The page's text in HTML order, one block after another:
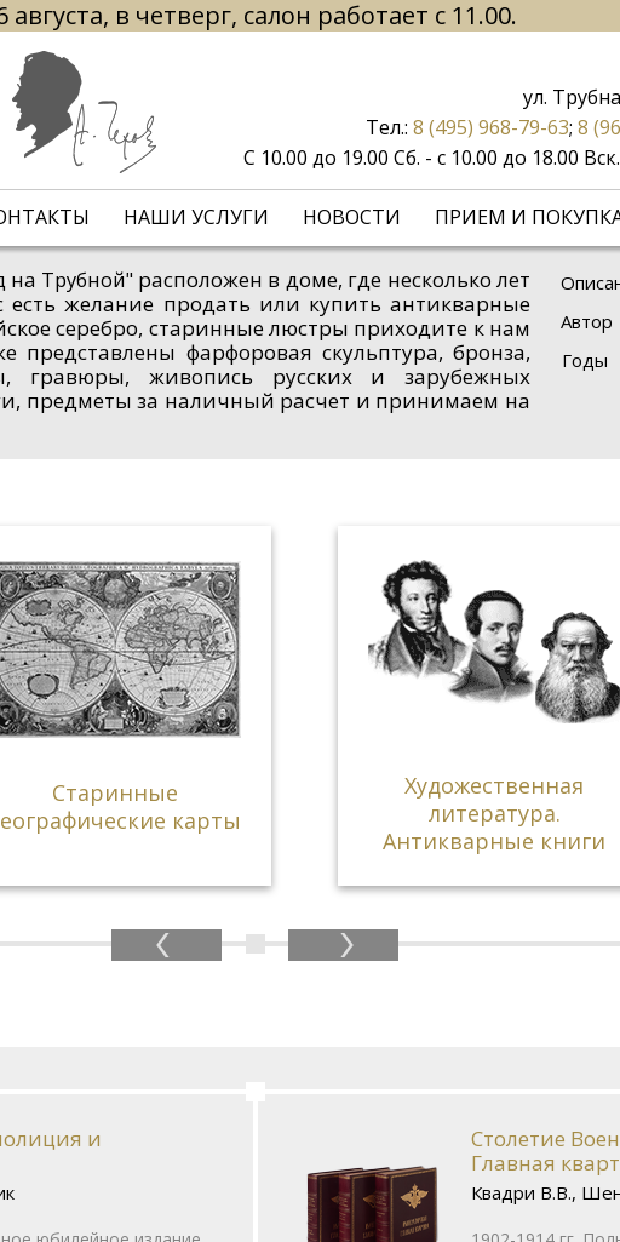
августа, в четверг, салон работает с 11.00.
НАШИ УСЛУГИ НОВОСТИ ПРИЕМ И
ул.
Тел.: 8 (495) 968-79-63; 8
С 10.00 до 19.00 Сб. - с 10.00 до 18.00
Автор
Годы
на Трубной" расположен в доме, где несколько лет
желание продать или купить антикварные
серебро, старинные люстры приходите к нам
фарфоровая скульптура, бронза,
гравюры, живопись русских и зарубежных
предметы за наличный расчет и принимаем на
Старинные
карты
Художественная
литература.
Антикварные книги
и
Столетие
Главная
Квадри В.В.,